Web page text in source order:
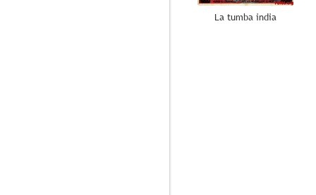
La tumba india